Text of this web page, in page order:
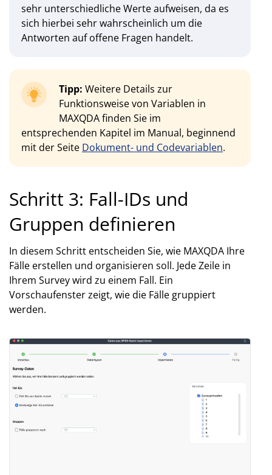
sehr unterschiedliche Werte aufweisen, da es
sich hierbei sehr wahrscheinlich um die
Antworten auf offene Fragen handelt.
Tipp: Weitere Details zur
Funktionsweise von Variablen in
MAXQDA finden Sie im
entsprechenden Kapitel im Manual, beginnend
mit der Seite Dokument- und Codevariablen.
Schritt 3: Fall-IDs und
Gruppen definieren
In diesem Schritt entscheiden Sie, wie MAXQDA Ihre
Fälle erstellen und organisieren soll. Jede Zeile in
Ihrem Survey wird zu einem Fall. Ein
Vorschaufenster zeigt, wie die Fälle gruppiert
werden.